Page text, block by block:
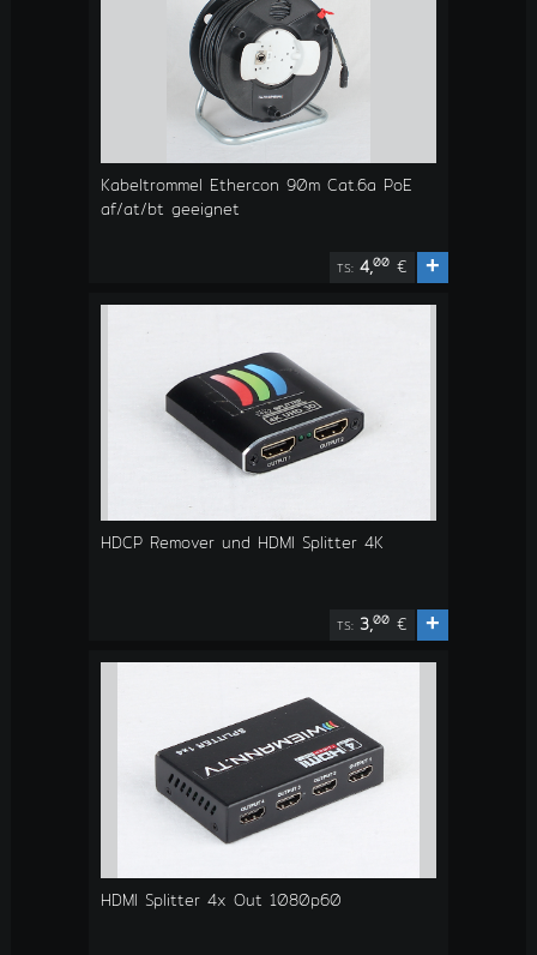
Kabeltrommel Ethercon 90m Cat.6a PoE
af/at/bt geeignet
TS: 4,00 € +
HDCP Remover und HDMI Splitter 4K
TS: 3,00 € +
HDMI Splitter 4x Out 1080p60